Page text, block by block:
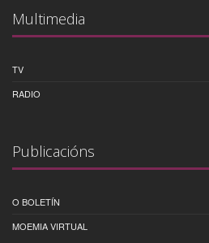
Multimedia
TV
RADIO
Publicacións
O BOLETÍN
MOEMIA VIRTUAL